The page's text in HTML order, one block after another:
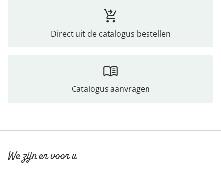
Direct uit de catalogus bestellen
Catalogus aanvragen
We zijn er voor u